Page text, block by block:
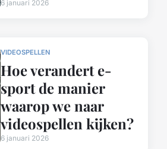
6 januari 2026
VIDEOSPELLEN
Hoe verandert e-
sport de manier
waarop we naar
videospellen kijken?
6 januari 2026